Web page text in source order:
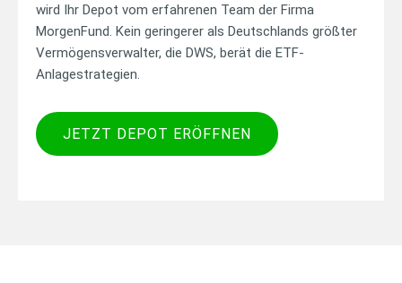
wird Ihr Depot vom erfahrenen Team der Firma
MorgenFund. Kein geringerer als Deutschlands größter
Vermögensverwalter, die DWS, berät die ETF-
Anlagestrategien.
JETZT DEPOT ERÖFFNEN